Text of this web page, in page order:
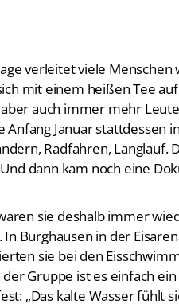
mit einem heißen Tee
auch immer mehr
Januar stattdessen
Radfahren, Langlauf.
dann kam noch eine
sie deshalb immer
Burghausen in der
sie bei den
der Gruppe ist es einfach
„Das kalte Wasser fühlt
richtig Spaß, und der